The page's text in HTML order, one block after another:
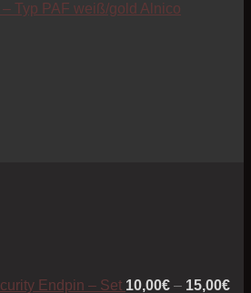
Typ PAF weiß/gold Alnico
Endpin – Set 10,00€ – 15,00€